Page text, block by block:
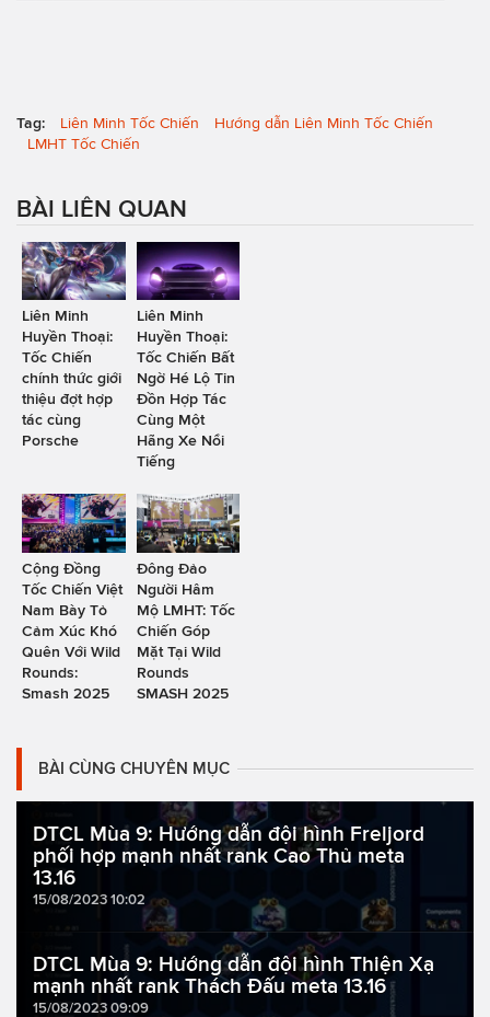
Tag: Liên Minh Tốc Chiến
Hướng dẫn Liên Minh Tốc Chiến
LMHT Tốc Chiến
BÀI LIÊN QUAN
Liên Minh
Huyền Thoại:
Tốc Chiến
chính thức giới
thiệu đợt hợp
tác cùng
Porsche
Liên Minh
Huyền Thoại:
Tốc Chiến Bất
Ngờ Hé Lộ Tin
Đồn Hợp Tác
Cùng Một
Hãng Xe Nổi
Tiếng
Cộng Đồng
Tốc Chiến Việt
Nam Bày Tỏ
Cảm Xúc Khó
Quên Với Wild
Rounds:
Smash 2025
Đông Đảo
Người Hâm
Mộ LMHT: Tốc
Chiến Góp
Mặt Tại Wild
Rounds
SMASH 2025
BÀI CÙNG CHUYÊN MỤC
DTCL Mùa 9: Hướng dẫn đội hình Freljord
phối hợp mạnh nhất rank Cao Thủ meta
13.16
15/08/2023 10:02
DTCL Mùa 9: Hướng dẫn đội hình Thiện Xạ
mạnh nhất rank Thách Đấu meta 13.16
15/08/2023 09:09